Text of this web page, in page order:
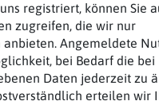
registriert, können Sie
zugreifen, die wir nur
Angemeldete
bei Bedarf die bei
Daten jederzeit zu
erteilen wir